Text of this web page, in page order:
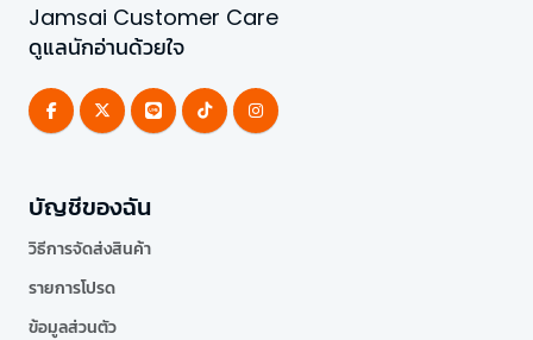
Jamsai Customer Care
ดูแลนักอ่านด้วยใจ
บัญชีของฉัน
วิธีการจัดส่งสินค้า
รายการโปรด
ข้อมูลส่วนตัว